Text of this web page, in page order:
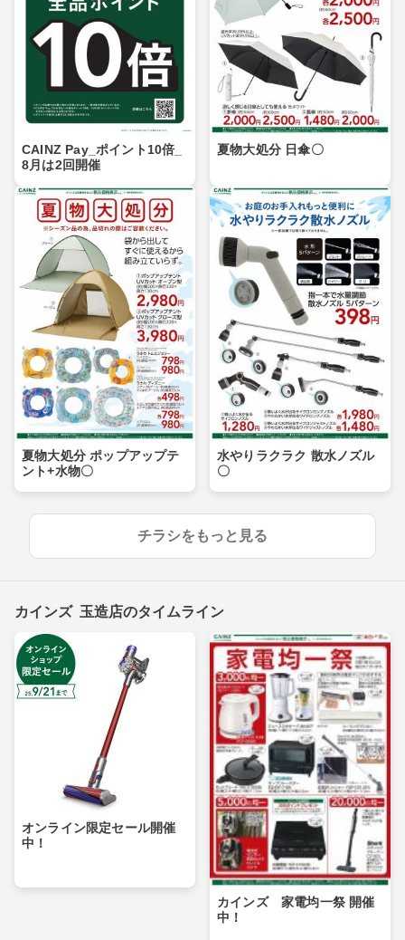
CAINZ Pay_ポイント10倍_
8月は2回開催
夏物大処分 日傘〇
夏物大処分 ポップアップテ
ント+水物〇
水やりラクラク 散水ノズル
〇
チラシをもっと見る
カインズ 玉造店のタイムライン
オンライン限定セール開催
中！
カインズ 家電均一祭 開催
中！